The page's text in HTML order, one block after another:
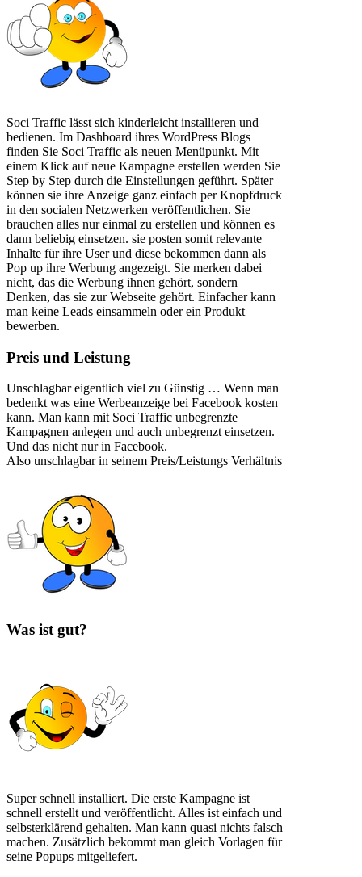
Soci Traffic lässt sich kinderleicht installieren und
bedienen. Im Dashboard ihres WordPress Blogs
finden Sie Soci Traffic als neuen Menüpunkt. Mit
einem Klick auf neue Kampagne erstellen werden Sie
Step by Step durch die Einstellungen geführt. Später
können sie ihre Anzeige ganz einfach per Knopfdruck
in den socialen Netzwerken veröffentlichen. Sie
brauchen alles nur einmal zu erstellen und können es
dann beliebig einsetzen. sie posten somit relevante
Inhalte für ihre User und diese bekommen dann als
Pop up ihre Werbung angezeigt. Sie merken dabei
nicht, das die Werbung ihnen gehört, sondern
Denken, das sie zur Webseite gehört. Einfacher kann
man keine Leads einsammeln oder ein Produkt
bewerben.
Preis und Leistung
Unschlagbar eigentlich viel zu Günstig … Wenn man
bedenkt was eine Werbeanzeige bei Facebook kosten
kann. Man kann mit Soci Traffic unbegrenzte
Kampagnen anlegen und auch unbegrenzt einsetzen.
Und das nicht nur in Facebook.
Also unschlagbar in seinem Preis/Leistungs Verhältnis
Was ist gut?
Super schnell installiert. Die erste Kampagne ist
schnell erstellt und veröffentlicht. Alles ist einfach und
selbsterklärend gehalten. Man kann quasi nichts falsch
machen. Zusätzlich bekommt man gleich Vorlagen für
seine Popups mitgeliefert.